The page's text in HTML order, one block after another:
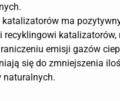
ma
recyklingowi katalizatorów,
emisji gazów
się do zmniejszenia
naturalnych.